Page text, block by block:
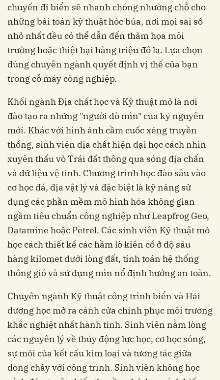
chuyến đi biển sẽ nhanh chóng nhường chỗ cho
những bài toán kỹ thuật hóc búa, nơi mọi sai số
nhỏ nhất đều có thể dẫn đến thảm họa môi
trường hoặc thiệt hại hàng triệu đô la. Lựa chọn
đúng chuyên ngành quyết định vị thế của bạn
trong cỗ máy công nghiệp.
Khối ngành Địa chất học và Kỹ thuật mỏ là nơi
đào tạo ra những "người dò mìn" của kỷ nguyên
mới. Khác với hình ảnh cầm cuốc xẻng truyền
thống, sinh viên địa chất hiện đại học cách nhìn
xuyên thấu vỏ Trái đất thông qua sóng địa chấn
và dữ liệu vệ tinh. Chương trình học đào sâu vào
cơ học đá, địa vật lý và đặc biệt là kỹ năng sử
dụng các phần mềm mô hình hóa không gian
ngầm tiêu chuẩn công nghiệp như Leapfrog Geo,
Datamine hoặc Petrel. Các sinh viên Kỹ thuật mỏ
học cách thiết kế các hầm lò kiên cố ở độ sâu
hàng kilomet dưới lòng đất, tính toán hệ thống
thông gió và sử dụng mìn nổ định hướng an toàn.
Chuyên ngành Kỹ thuật công trình biển và Hải
dương học mở ra cánh cửa chinh phục môi trường
khắc nghiệt nhất hành tinh. Sinh viên nằm lòng
các nguyên lý về thủy động lực học, cơ học sóng,
sự mỏi của kết cấu kim loại và tương tác giữa
dòng chảy với công trình. Sinh viên không học